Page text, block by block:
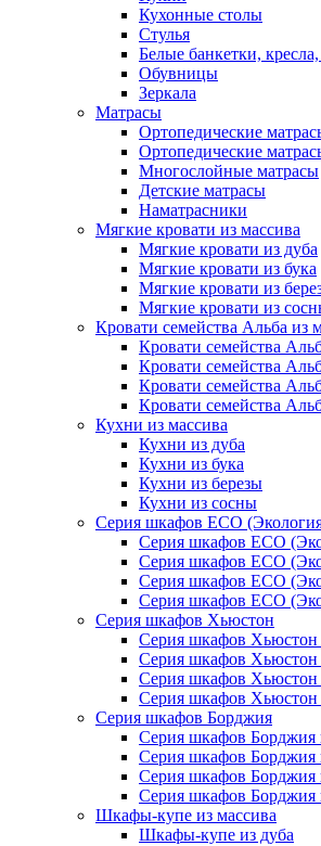
Кухонные столы
Стулья
Белые банкетки,
Обувницы
Зеркала
Матрасы
Ортопедические
Ортопедические
Многослойные матрасы
Детские матрасы
Наматрасники
Мягкие кровати из массива
Мягкие кровати из дуба
Мягкие кровати из бука
Мягкие кровати из
Мягкие кровати из
Кровати семейства Альба из
Кровати семейства
Кровати семейства
Кровати семейства
Кровати семейства
Кухни из массива
Кухни из дуба
Кухни из бука
Кухни из березы
Кухни из сосны
Серия шкафов ECO
Серия шкафов ECO
Серия шкафов ECO
Серия шкафов ECO
Серия шкафов ECO
Серия шкафов Хьюстон
Серия шкафов Хьюстон
Серия шкафов Хьюстон
Серия шкафов Хьюстон
Серия шкафов Хьюстон
Серия шкафов Борджия
Серия шкафов Борджия
Серия шкафов Борджия
Серия шкафов Борджия
Серия шкафов Борджия
Шкафы-купе из массива
Шкафы-купе из дуба